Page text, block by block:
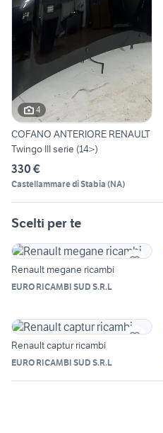
4
COFANO ANTERIORE RENAULT
Twingo III serie (14>)
330 €
Castellammare di Stabia (NA)
Scelti per te
Renault megane ricambi
EURO RICAMBI SUD S.R.L
Renault captur ricambi
EURO RICAMBI SUD S.R.L